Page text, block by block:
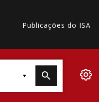
Publicações do ISA